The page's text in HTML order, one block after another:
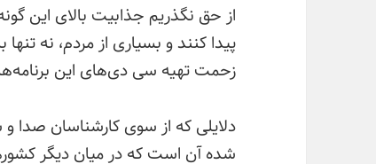
از حق نگذریم جذابیت بالای این
پیدا کنند و بسیاری از مردم، نه تنها
زحمت تهیه سی دی‌‌های این برنامه‌‌ها
دلایلی که از سوی کارشناسان صدا و
شده آن است که در میان دیگر